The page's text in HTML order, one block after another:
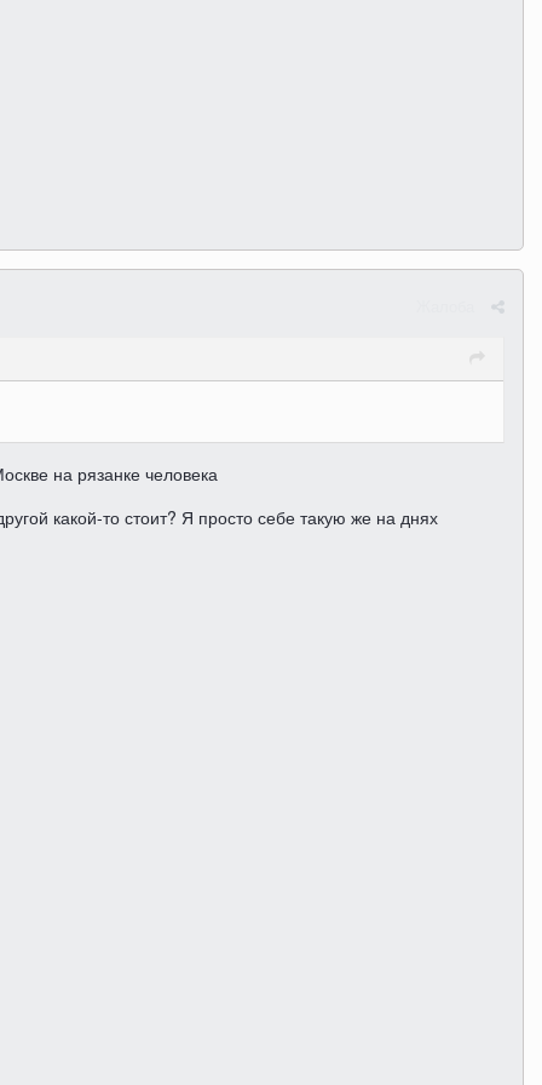
на рязанке человека
какой-то стоит? Я просто себе такую же на днях